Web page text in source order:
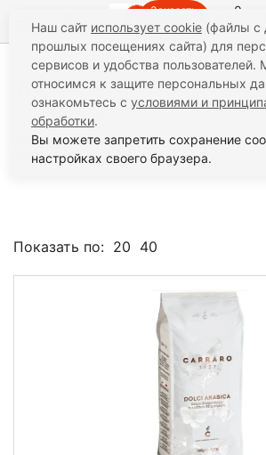
Заказать
звонок
0
Кофе Кофе в зёрнах
Кофе
Carraro (Италия)
Carraro (Италия)
Показать по: 20 40
Наш сайт использует cookie (файлы с
прошлых посещениях сайта) для
сервисов и удобства пользователей.
относимся к защите персональных
ознакомьтесь с условиями и
обработки.
Вы можете запретить сохранение
настройках своего браузера.